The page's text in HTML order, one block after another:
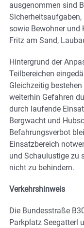
ausgenommen sind
sowie Bewohner und
Fritz am Sand,
Hintergrund der
Teilbereichen
Gleichzeitig
weiterhin Gefahren
durch laufende
Bergwacht und
Befahrungsverbot
Einsatzbereich
und Schaulustige zu
nicht zu behindern.
Verkehrshinweis
Die Bundesstraße
Parkplatz Seegatterl